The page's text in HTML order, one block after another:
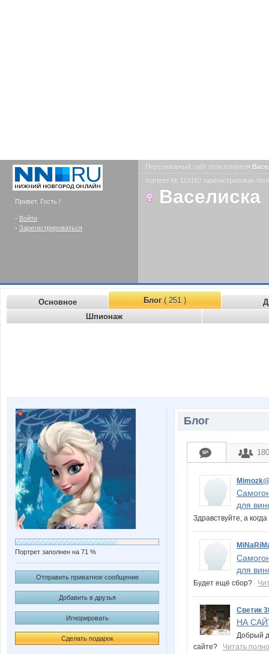
Привет, Гость !
- Войти
- Зарегистрироваться
Персональный сайт пользователя
портрет № 119160 зарегистрирован
Васелиска
Основное Блог( 251 )
Шпионаж
Портрет заполнен на 71 %
Отправить приватное сообщение
Добавить в друзья
Игнорировать
Сделать подарок
Блог
для
Здравствуйте, а
для
Будет ещё сбор?
Светик
НА
Добрый
сайте? Читать